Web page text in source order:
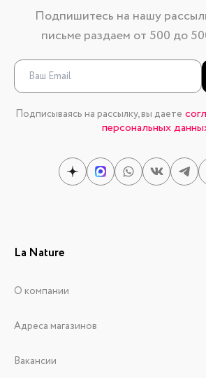
Подпишитесь на нашу
письме раздаем от 500 до
Подписываясь на рассылку, вы даете
персональных
La Nature
О компании
Адреса магазинов
Вакансии